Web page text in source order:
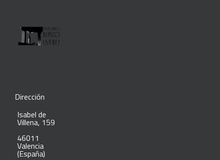
Dirección
Isabel de
Villena, 159
46011
Valencia
(España)